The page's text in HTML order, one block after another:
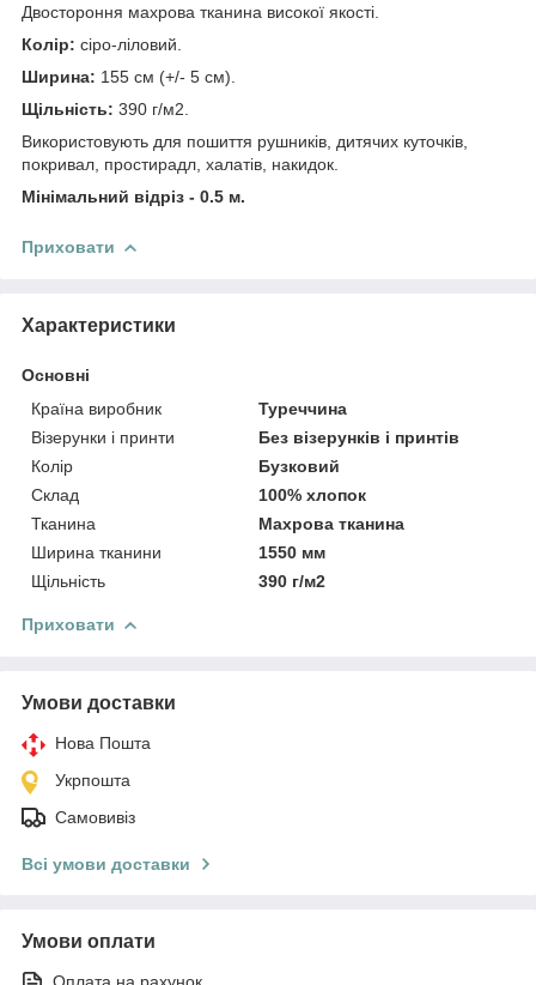
Двостороння махрова тканина високої якості.
Колір: сіро-ліловий.
Ширина: 155 см (+/- 5 см).
Щільність: 390 г/м2.
Використовують для пошиття рушників, дитячих куточків,
покривал, простирадл, халатів, накидок.
Мінімальний відріз - 0.5 м.
Приховати
Характеристики
Основні
Країна виробник
Туреччина
Візерунки і принти
Без візерунків і принтів
Колір
Бузковий
Склад
100% хлопок
Тканина
Махрова тканина
Ширина тканини
1550 мм
Щільність
390 г/м2
Приховати
Умови доставки
Нова Пошта
Укрпошта
Самовивіз
Всі умови доставки
Умови оплати
Оплата на рахунок